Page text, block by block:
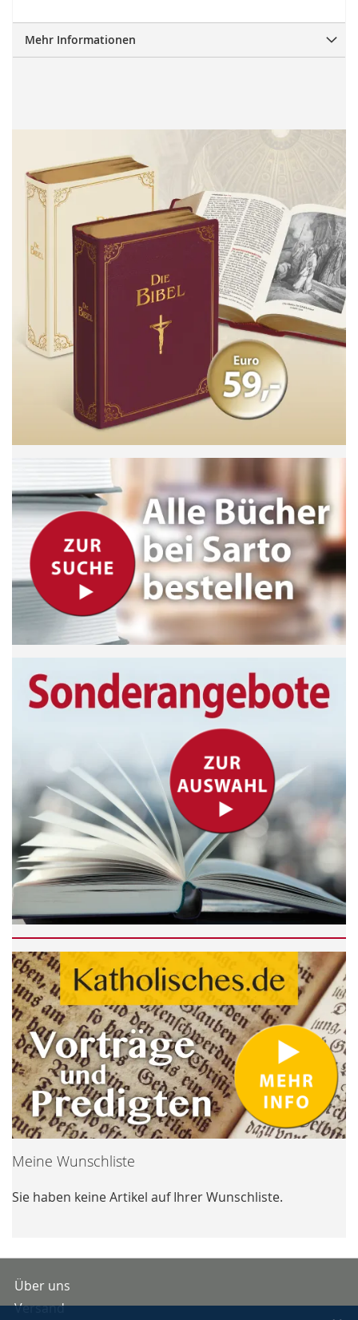
Mehr Informationen
Meine Wunschliste
Sie haben keine Artikel auf Ihrer Wunschliste.
Über uns
Versand